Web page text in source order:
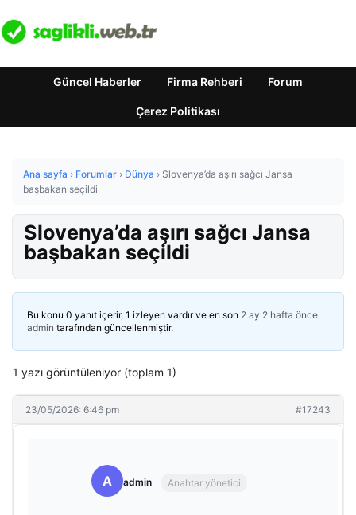
Güncel Haberler Firma Rehberi Forum
Çerez Politikası
Ana sayfa › Forumlar › Dünya › Slovenya’da aşırı sağcı Jansa
başbakan seçildi
Slovenya’da aşırı sağcı Jansa
başbakan seçildi
Bu konu 0 yanıt içerir, 1 izleyen vardır ve en son 2 ay 2 hafta önce
admin tarafından güncellenmiştir.
1 yazı görüntüleniyor (toplam 1)
23/05/2026: 6:46 pm #17243
A admin Anahtar yönetici